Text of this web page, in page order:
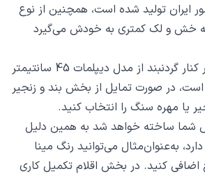
ایران تولید شده است، همچنین از نوع
خش و لک کمتری به خودش می‌گیرد
زنجیر قابل سفارش در کنار گردنبند از مدل دیپلمات 45 سانتیمتر
در صورت تمایل از بخش بند و زنجیر
یا مهره سنگ را انتخاب کنید.
ساخته خواهد شد به همین دلیل
به‌عنوان‌مثال می‌توانید رنگ مینا
اضافی کنید. در بخش اقلام تکمیل کاری